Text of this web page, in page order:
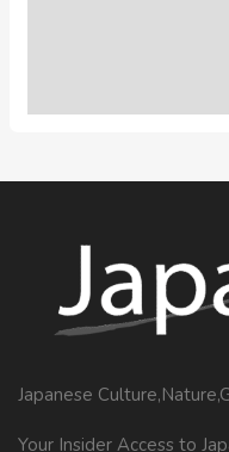
Japanese
Your Insider Access to